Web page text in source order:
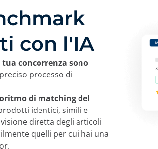
con l'IA
concorrenza sono
processo di
di matching del
identici, simili e
diretta degli articoli
quelli per cui hai una